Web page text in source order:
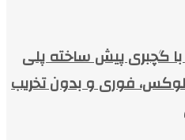
با گچبری پیش ساخته پلی
لوکس، فوری و بدون تخریب